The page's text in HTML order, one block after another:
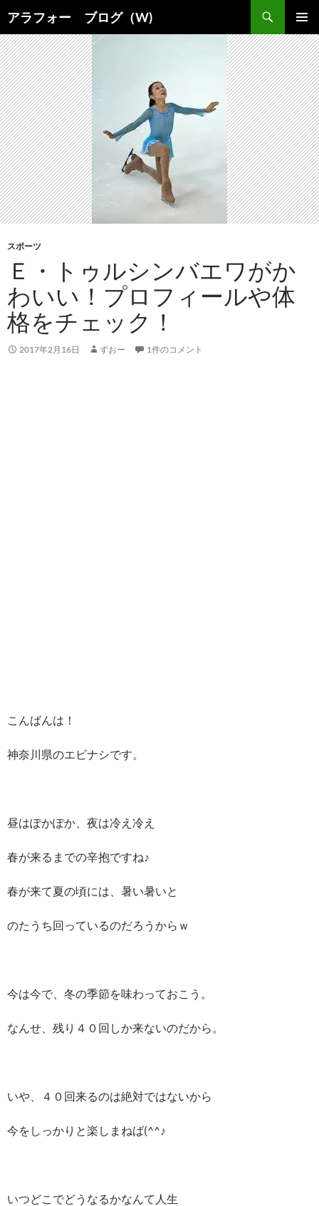
ン
テ
ン
ツ
へ
ス
キ
ッ
プ
アラフォー ブログ（W)
索
メインメ
ニュー
スポーツ
Ｅ・トゥルシンバエワがか
わいい！プロフィールや体
格をチェック！
2017年2月16日 ずおー 1件のコメント
こんばんは！
神奈川県のエビナシです。
昼はぽかぽか、夜は冷え冷え
春が来るまでの辛抱ですね♪
春が来て夏の頃には、暑い暑いと
のたうち回っているのだろうからｗ
今は今で、冬の季節を味わっておこう。
なんせ、残り４０回しか来ないのだから。
いや、４０回来るのは絶対ではないから
今をしっかりと楽しまねば(^^♪
いつどこでどうなるかなんて人生